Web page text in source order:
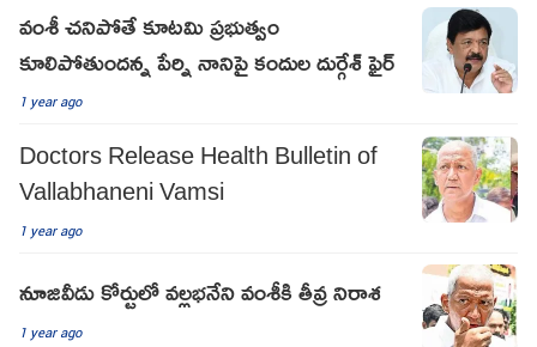
వంశీ చనిపోతే కూటమి ప్రభుత్వం
కూలిపోతుందన్న పేర్ని నానిపై కందుల దుర్గేశ్ ఫైర్
1 year ago
Doctors Release Health Bulletin of
Vallabhaneni Vamsi
1 year ago
నూజివీడు కోర్టులో వల్లభనేని వంశీకి తీవ్ర నిరాశ
1 year ago